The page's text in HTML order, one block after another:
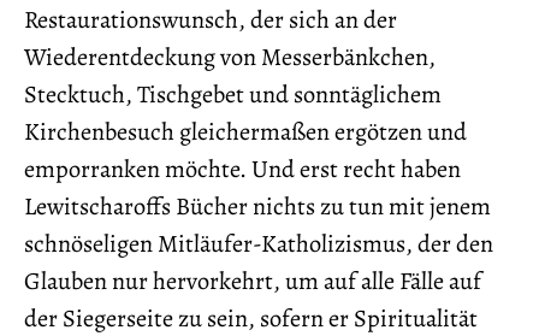
Restaurationswunsch, der sich an der
Wiederentdeckung von Messerbänkchen,
Stecktuch, Tischgebet und sonntäglichem
Kirchenbesuch gleichermaßen ergötzen und
emporranken möchte. Und erst recht haben
Lewitscharoffs Bücher nichts zu tun mit jenem
schnöseligen Mitläufer-Katholizismus, der den
Glauben nur hervorkehrt, um auf alle Fälle auf
der Siegerseite zu sein, sofern er Spiritualität